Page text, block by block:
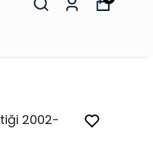
2002-